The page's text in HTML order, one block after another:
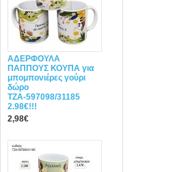
ΑΔΕΡΦΟΥΛΑ
ΠΑΠΠΟΥΣ ΚΟΥΠΑ για
μπομπονιέρες γούρι
δώρο
ΤΖΑ-597098/31185
2.98€!!!
2,98€